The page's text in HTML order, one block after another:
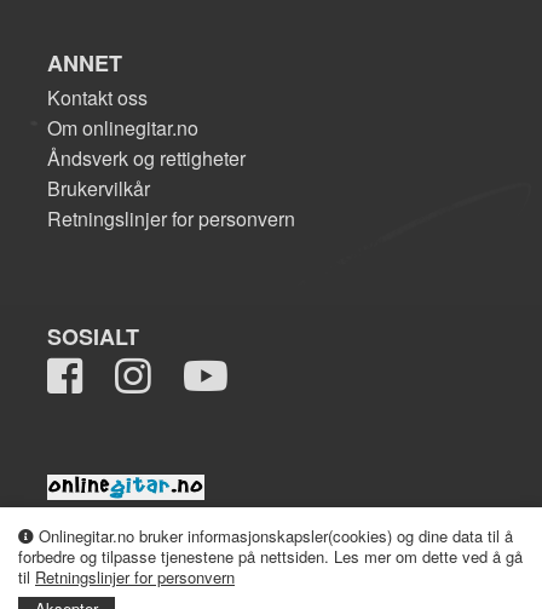
Onlinegitar.no bruker informasjonskapsler(cookies) og dine data til å
forbedre og tilpasse tjenestene på nettsiden. Les mer om dette ved å gå
til Retningslinjer for personvern
ANNET
Kontakt oss
Om onlinegitar.no
Åndsverk og rettigheter
Brukervilkår
Retningslinjer for personvern
SOSIALT
2008-2026 onlinegitar.no